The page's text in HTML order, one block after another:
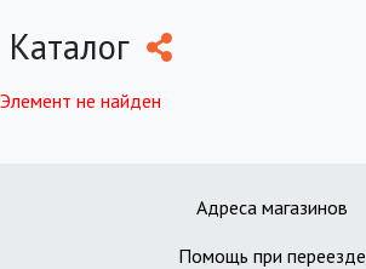
Каталог
Элемент не найден
Адреса магазинов
Помощь при переезде